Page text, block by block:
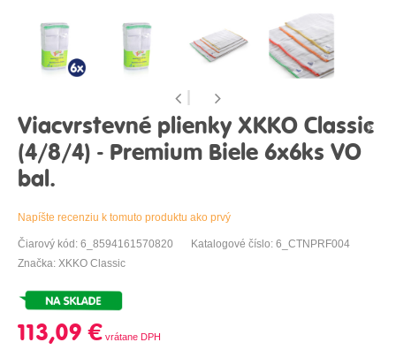
Viacvrstevné plienky XKKO Classic
(4/8/4) - Premium Biele 6x6ks VO
bal.
Napíšte recenziu k tomuto produktu ako prvý
Čiarový kód: 6_8594161570820
Katalogové číslo: 6_CTNPRF004
Značka: XKKO Classic
113,09 €